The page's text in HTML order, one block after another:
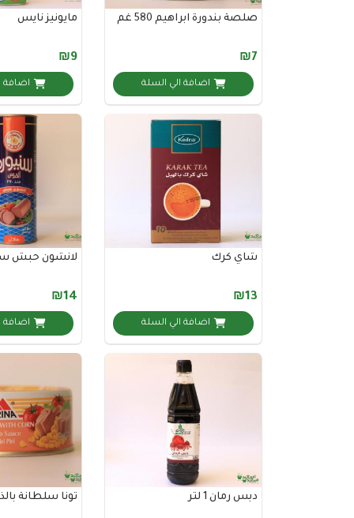
صلصة بندورة ابراهيم 580 غم
₪7
اضافة الي السلة
مايونيز نايس
₪9
اضافة
شاي كرك
₪13
اضافة الي السلة
لانشون حبش
₪14
اضافة
دبس رمان 1 لتر تونا سلطانة بالذرة